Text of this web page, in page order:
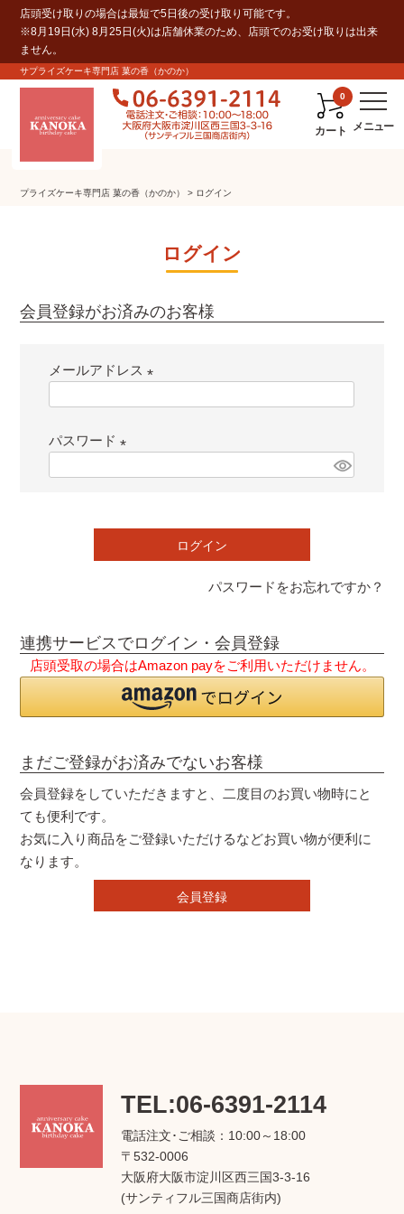
店頭受け取りの場合は最短で5日後の受け取り可能です。
※8月19日(水) 8月25日(火)は店舗休業のため、店頭でのお受け取りは出来
ません。
サプライズケーキ専門店 菓の香（かのか）
0
カート
プライズケーキ専⾨店 菓の⾹（かのか） ログイン
ログイン
会員登録がお済みのお客様
メールアドレス
パスワード
ログイン
パスワードをお忘れですか？
連携サービスでログイン・会員登録
店頭受取の場合はAmazon payをご利用いただけません。
まだご登録がお済みでないお客様
会員登録をしていただきますと、二度目のお買い物時にと
ても便利です。
お気に入り商品をご登録いただけるなどお買い物が便利に
なります。
会員登録
TEL:06-6391-2114
電話注文･ご相談：10:00～18:00
〒532-0006
大阪府大阪市淀川区西三国3-3-16
(サンティフル三国商店街内)